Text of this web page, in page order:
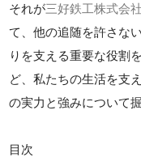
それが三好鉄工株式会社
て、他の追随を許さな
りを支える重要な役割
ど、私たちの生活を支
の実力と強みについて
目次